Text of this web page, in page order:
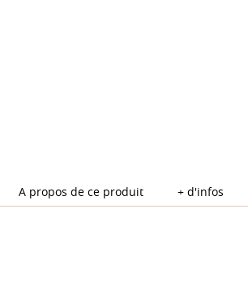
A propos de ce produit + d'infos